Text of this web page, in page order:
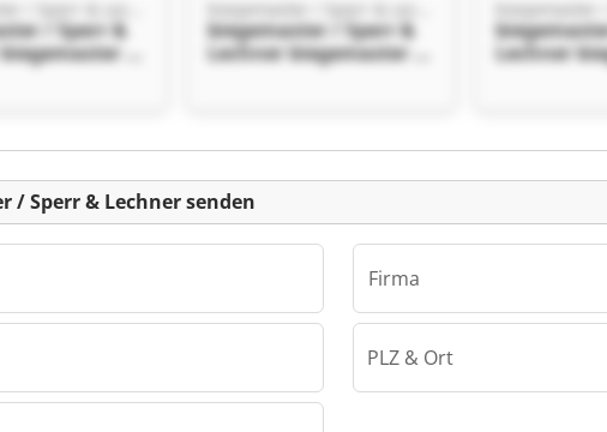
/ Sperr &
/
biegemaster / Sperr &
Lechner biegemaster /
Sperr & Lechner
Lechner
Sperr &
/
Kleinanzeige
/ Sperr & Lechner senden
Firma
PLZ & Ort